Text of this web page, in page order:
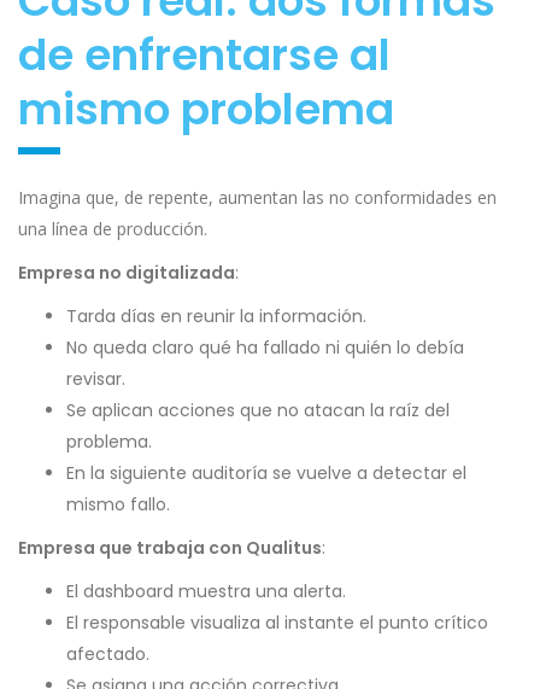
de enfrentarse al
mismo problema
Imagina que, de repente, aumentan las no conformidades en
una línea de producción.
Empresa no digitalizada:
Tarda días en reunir la información.
No queda claro qué ha fallado ni quién lo debía
revisar.
Se aplican acciones que no atacan la raíz del
problema.
En la siguiente auditoría se vuelve a detectar el
mismo fallo.
Empresa que trabaja con Qualitus:
El dashboard muestra una alerta.
El responsable visualiza al instante el punto crítico
afectado.